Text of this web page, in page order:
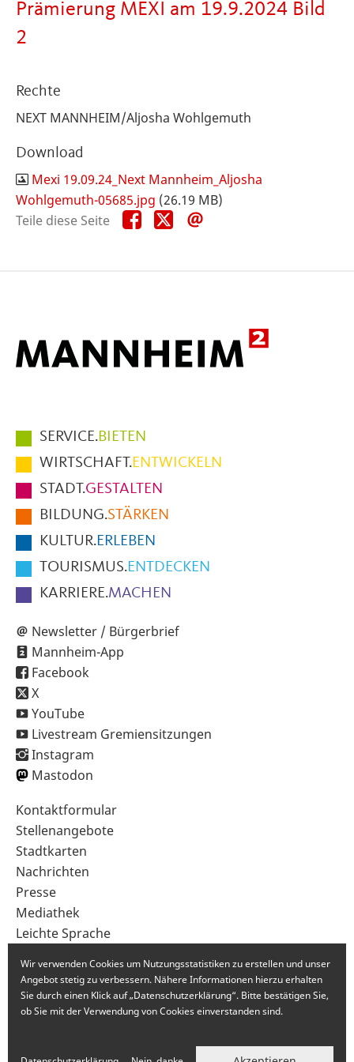
Prämierung MEXI am 19.9.2024 Bild
2
Rechte
NEXT MANNHEIM/Aljosha Wohlgemuth
Download
Mexi 19.09.24_Next Mannheim_Aljosha
Wohlgemuth-05685.jpg (26.19 MB)
Teile diese Seite
Teile
diese
Teile
diese
Hauptmenüpunkte
im
Fußbereich
der
Seite
SERVICE.BIETEN
WIRTSCHAFT.ENTWICKELN
STADT.GESTALTEN
BILDUNG.STÄRKEN
KULTUR.ERLEBEN
TOURISMUS.ENTDECKEN
KARRIERE.MACHEN
Newsletter / Bürgerbrief
Mannheim-App
Facebook
X
YouTube
Livestream Gremiensitzungen
Instagram
Mastodon
Sekundärnavigation
im
Fußbereich
Kontaktformular
Stellenangebote
Stadtkarten
Nachrichten
Presse
Mediathek
Leichte Sprache
Wir verwenden Cookies um Nutzungsstatistiken zu erstellen und unser
Angebot stetig zu verbessern. Nähere Informationen hierzu erhalten
Sie durch einen Klick auf „Datenschutzerklärung“. Bitte bestätigen Sie,
ob Sie mit der Verwendung von Cookies einverstanden sind.